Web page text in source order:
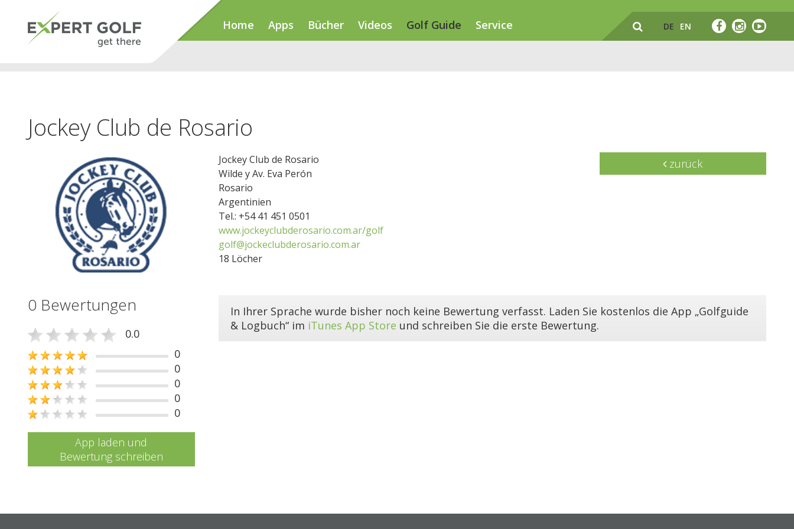
Home Apps Bücher Videos Golf Guide Service DE EN
Jockey Club de Rosario
Jockey Club de Rosario
Wilde y Av. Eva Perón
Rosario
Argentinien
Tel.: +54 41 451 0501
www.jockeyclubderosario.com.ar/golf
golf@jockeclubderosario.com.ar
18 Löcher
zurück
0 Bewertungen
0.0
0
0
0
0
0
App laden und
Bewertung schreiben
In Ihrer Sprache wurde bisher noch keine Bewertung verfasst. Laden Sie kostenlos die App „Golfguide
& Logbuch“ im iTunes App Store und schreiben Sie die erste Bewertung.